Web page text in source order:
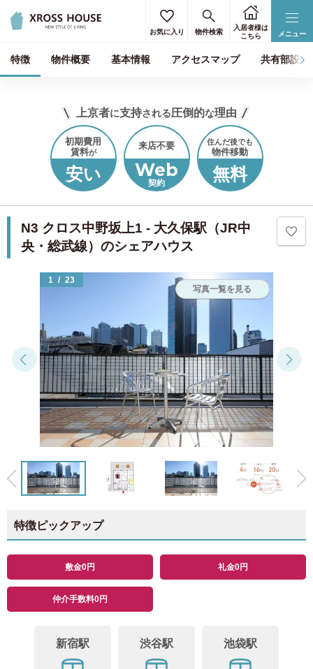
メニュー
お気に入り 物件検索
入居者様は
こちら
特徴 物件概要 基本情報 アクセスマップ 共有部設備
上京者に支持される圧倒的な理由
初期費用
賃料が
安い
来店不要
Web
契約
住んだ後でも
物件移動
無料
N3 クロス中野坂上1 - 大久保駅（JR中
央・総武線）のシェアハウス
写真一覧を見る
1 / 23
特徴ピックアップ
敷金0円 礼金0円
仲介手数料0円
新宿駅 渋谷駅 池袋駅